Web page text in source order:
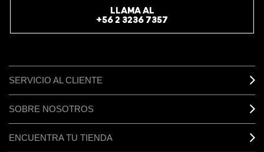
LLAMA AL
+56 2 3236 7357
SERVICIO AL CLIENTE
SOBRE NOSOTROS
ENCUENTRA TU TIENDA